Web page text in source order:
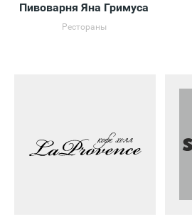
Пивоварня Яна Гримуса
Рестораны